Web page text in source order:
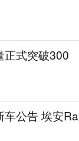
正式突破300
车公告 埃安Ra